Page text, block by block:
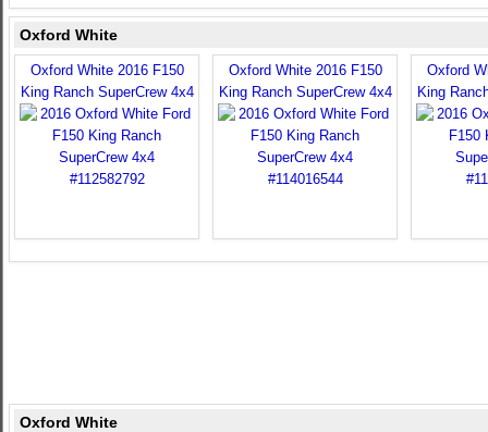
Oxford White
Oxford White 2016 F150
King Ranch SuperCrew 4x4
Oxford White 2016 F150
King Ranch SuperCrew 4x4
Oxford
King
Oxford White